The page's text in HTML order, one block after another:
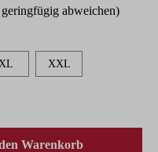
abweichen)
XXL
Wert
Warenkorb